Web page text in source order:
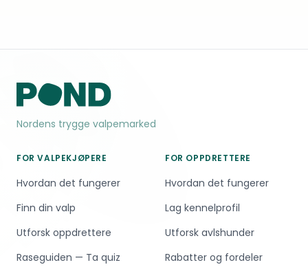
Nordens trygge valpemarked
FOR VALPEKJØPERE
Hvordan det fungerer
Finn din valp
Utforsk oppdrettere
Raseguiden — Ta quiz
FOR OPPDRETTERE
Hvordan det fungerer
Lag kennelprofil
Utforsk avlshunder
Rabatter og fordeler